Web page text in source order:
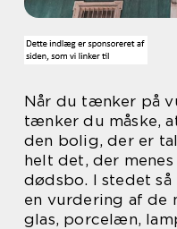
Når du tænker på
tænker du måske,
den bolig, der er
helt det, der
dødsbo. I stedet
en vurdering af de
glas, porcelæn,